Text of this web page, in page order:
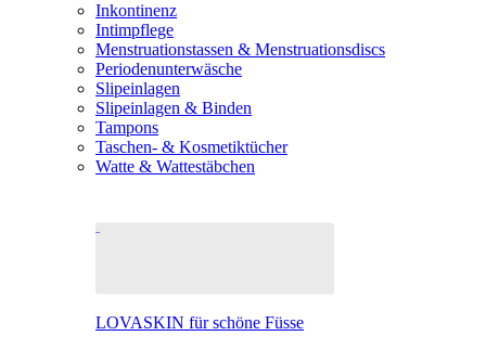
Inkontinenz
Intimpflege
Menstruationstassen & Menstruationsdiscs
Periodenunterwäsche
Slipeinlagen
Slipeinlagen & Binden
Tampons
Taschen- & Kosmetiktücher
Watte & Wattestäbchen
LOVASKIN für schöne Füsse